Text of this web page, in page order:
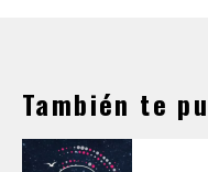
También te